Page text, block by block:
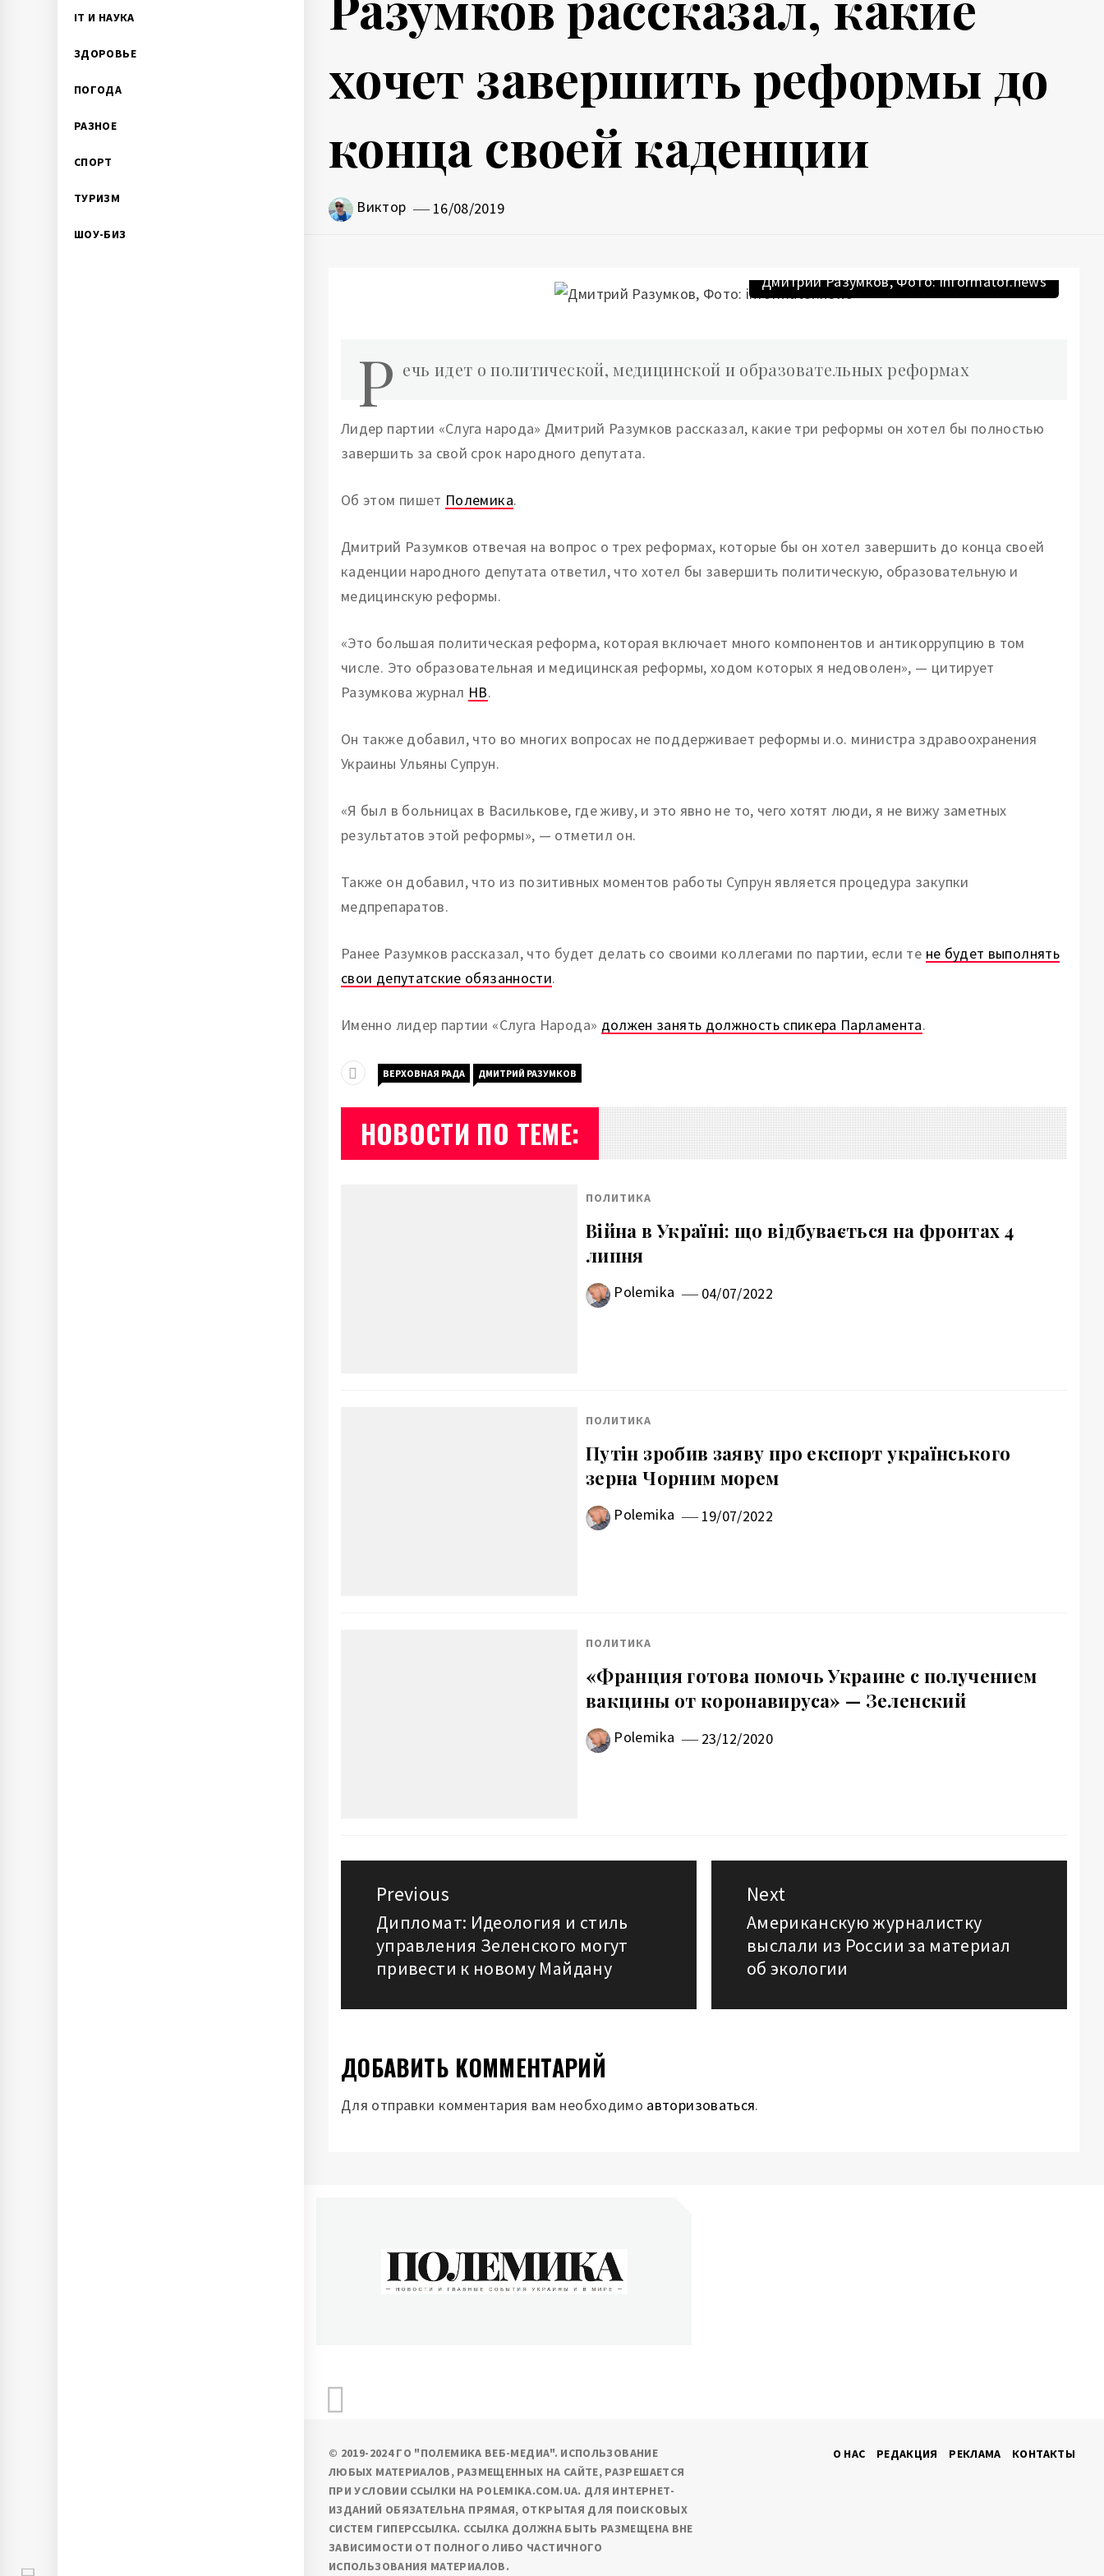
IT И НАУКА
ЗДОРОВЬЕ
ПОГОДА
РАЗНОЕ
СПОРТ
ТУРИЗМ
ШОУ-БИЗ
хочет завершить реформы до
конца своей каденции
Виктор 16/08/2019
Дмитрий Разумков, Фото: informator.news
Р ечь идет о политической, медицинской и образовательных реформах
Лидер партии «Слуга народа» Дмитрий Разумков рассказал, какие три реформы он хотел бы полностью
завершить за свой срок народного депутата.
Об этом пишет Полемика.
Дмитрий Разумков отвечая на вопрос о трех реформах, которые бы он хотел завершить до конца своей
каденции народного депутата ответил, что хотел бы завершить политическую, образовательную и
медицинскую реформы.
«Это большая политическая реформа, которая включает много компонентов и антикоррупцию в том
числе. Это образовательная и медицинская реформы, ходом которых я недоволен», — цитирует
Разумкова журнал НВ.
Он также добавил, что во многих вопросах не поддерживает реформы и.о. министра здравоохранения
Украины Ульяны Супрун.
«Я был в больницах в Василькове, где живу, и это явно не то, чего хотят люди, я не вижу заметных
результатов этой реформы», — отметил он.
Также он добавил, что из позитивных моментов работы Супрун является процедура закупки
медпрепаратов.
Ранее Разумков рассказал, что будет делать со своими коллегами по партии, если те не будет выполнять
свои депутатские обязанности.
Именно лидер партии «Слуга Народа» должен занять должность спикера Парламента.
ВЕРХОВНАЯ РАДА ДМИТРИЙ РАЗУМКОВ
НОВОСТИ ПО ТЕМЕ:
ПОЛИТИКА
Війна в Україні: що відбувається на фронтах 4
липня
Polemika 04/07/2022
ПОЛИТИКА
Путін зробив заяву про експорт українського
зерна Чорним морем
Polemika 19/07/2022
ПОЛИТИКА
«Франция готова помочь Украине с получением
вакцины от коронавируса» — Зеленский
Polemika 23/12/2020
Навигация
записям
Previous
Previous
post:
Дипломат: Идеология и стиль
управления Зеленского могут
привести к новому Майдану
Next
Next
post:
Американскую журналистку
выслали из России за материал
об экологии
ДОБАВИТЬ КОММЕНТАРИЙ
Для отправки комментария вам необходимо авторизоваться.
© 2019-2024 ГО "ПОЛЕМИКА ВЕБ-МЕДИА". ИСПОЛЬЗОВАНИЕ
ЛЮБЫХ МАТЕРИАЛОВ, РАЗМЕЩЕННЫХ НА САЙТЕ, РАЗРЕШАЕТСЯ
ПРИ УСЛОВИИ ССЫЛКИ НА POLEMIKA.COM.UA. ДЛЯ ИНТЕРНЕТ-
ИЗДАНИЙ ОБЯЗАТЕЛЬНА ПРЯМАЯ, ОТКРЫТАЯ ДЛЯ ПОИСКОВЫХ
СИСТЕМ ГИПЕРССЫЛКА. ССЫЛКА ДОЛЖНА БЫТЬ РАЗМЕЩЕНА ВНЕ
ЗАВИСИМОСТИ ОТ ПОЛНОГО ЛИБО ЧАСТИЧНОГО
ИСПОЛЬЗОВАНИЯ МАТЕРИАЛОВ.
О НАС РЕДАКЦИЯ РЕКЛАМА КОНТАКТЫ